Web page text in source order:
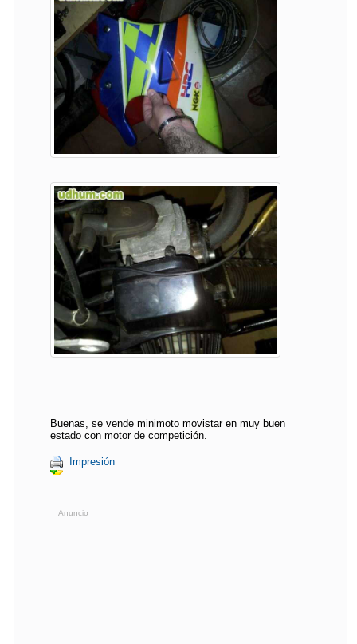
Buenas, se vende minimoto movistar en muy buen
estado con motor de competición.
Impresión
Anuncio